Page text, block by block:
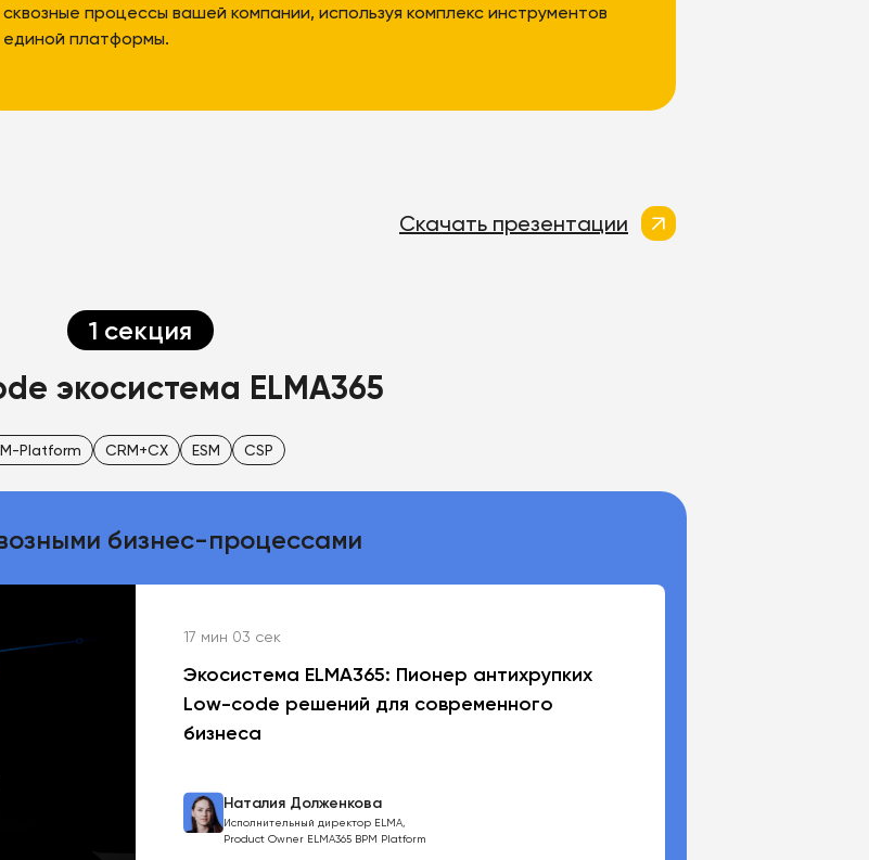
сквозные процессы вашей компании, используя комплекс инструментов
единой платформы.
Скачать презентации
1 секция
экосистема ELMA365
Platform CRM+CX ESM CSP
бизнес-процессами
17 мин 03 сек
Экосистема ELMA365: Пионер антихрупких
Low-code решений для современного
бизнеса
Наталия Долженкова
Исполнительный директор ELMA,
Product Owner ELMA365 BPM Platform